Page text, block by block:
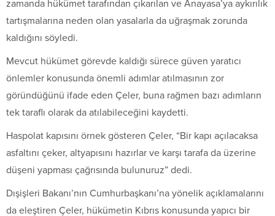
zamanda hükümet tarafından çıkarılan ve Anayasa’ya aykırılık
tartışmalarına neden olan yasalarla da uğraşmak zorunda
kaldığını söyledi.
Mevcut hükümet görevde kaldığı sürece güven yaratıcı
önlemler konusunda önemli adımlar atılmasının zor
göründüğünü ifade eden Çeler, buna rağmen bazı adımların
tek taraflı olarak da atılabileceğini kaydetti.
Haspolat kapısını örnek gösteren Çeler, “Bir kapı açılacaksa
asfaltını çeker, altyapısını hazırlar ve karşı tarafa da üzerine
düşeni yapması çağrısında bulunuruz” dedi.
Dışişleri Bakanı’nın Cumhurbaşkanı’na yönelik açıklamalarını
da eleştiren Çeler, hükümetin Kıbrıs konusunda yapıcı bir